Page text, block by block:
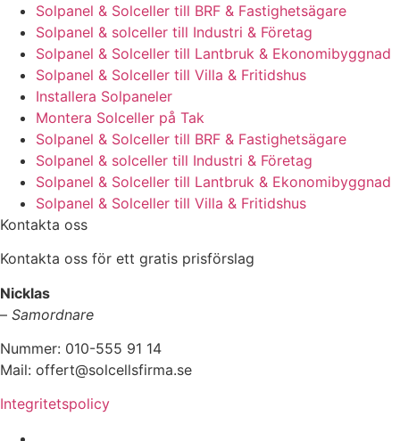
Solpanel & Solceller till BRF & Fastighetsägare
Solpanel & solceller till Industri & Företag
Solpanel & Solceller till Lantbruk & Ekonomibyggnad
Solpanel & Solceller till Villa & Fritidshus
Installera Solpaneler
Montera Solceller på Tak
Solpanel & Solceller till BRF & Fastighetsägare
Solpanel & solceller till Industri & Företag
Solpanel & Solceller till Lantbruk & Ekonomibyggnad
Solpanel & Solceller till Villa & Fritidshus
Kontakta oss
Kontakta oss för ett gratis prisförslag
Nicklas
– Samordnare
Nummer: 010-555 91 14
Mail: offert@solcellsfirma.se
Integritetspolicy